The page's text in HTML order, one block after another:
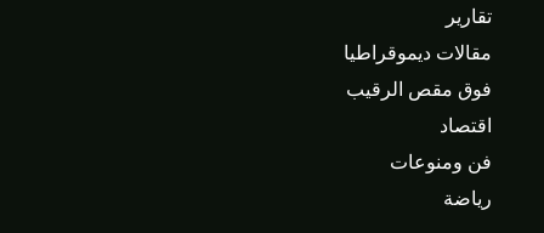
تقارير
مقالات ديموقراطيا
فوق مقص الرقيب
اقتصاد
فن ومنوعات
رياضة